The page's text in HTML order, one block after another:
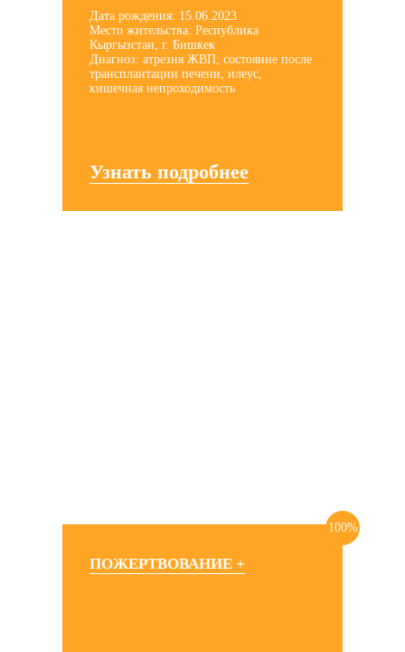
Дата рождения: 15.06.2023
Место жительства: Республика
Кыргызстан, г. Бишкек
Диагноз: атрезия ЖВП; состояние после
трансплантации печени, илеус,
кишечная непроходимость
Узнать подробнее
100%
ПОЖЕРТВОВАНИЕ +